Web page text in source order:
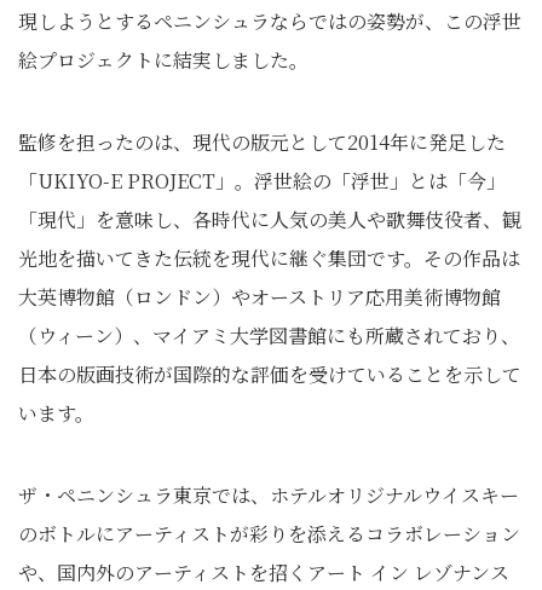
現しようとするペニンシュラならではの姿勢が、この浮世
絵プロジェクトに結実しました。
監修を担ったのは、現代の版元として2014年に発足した
「UKIYO-E PROJECT」。浮世絵の「浮世」とは「今」
「現代」を意味し、各時代に人気の美人や歌舞伎役者、観
光地を描いてきた伝統を現代に継ぐ集団です。その作品は
大英博物館（ロンドン）やオーストリア応用美術博物館
（ウィーン）、マイアミ大学図書館にも所蔵されており、
日本の版画技術が国際的な評価を受けていることを示して
います。
ザ・ペニンシュラ東京では、ホテルオリジナルウイスキー
のボトルにアーティストが彩りを添えるコラボレーション
や、国内外のアーティストを招くアート イン レゾナンス